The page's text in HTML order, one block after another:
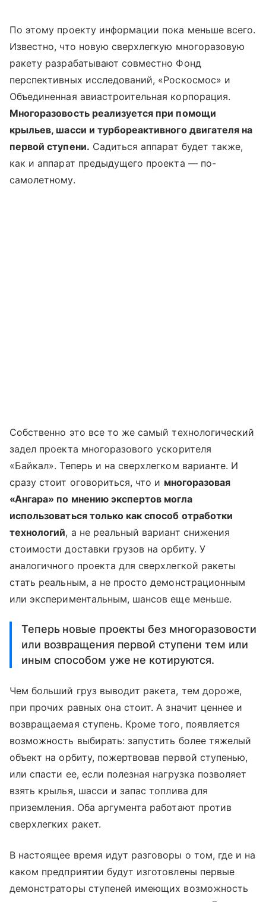
По этому проекту информации пока меньше всего.
Известно, что новую сверхлегкую многоразовую
ракету разрабатывают совместно Фонд
перспективных исследований, «Роскосмос» и
Объединенная авиастроительная корпорация.
Многоразовость реализуется при помощи
крыльев, шасси и турбореактивного двигателя на
первой ступени. Садиться аппарат будет также,
как и аппарат предыдущего проекта — по-
самолетному.
Собственно это все то же самый технологический
задел проекта многоразового ускорителя
«Байкал». Теперь и на сверхлегком варианте. И
сразу стоит оговориться, что и многоразовая
«Ангара» по мнению экспертов могла
использоваться только как способ отработки
технологий, а не реальный вариант снижения
стоимости доставки грузов на орбиту. У
аналогичного проекта для сверхлегкой ракеты
стать реальным, а не просто демонстрационным
или экспериментальным, шансов еще меньше.
Теперь новые проекты без многоразовости
или возвращения первой ступени тем или
иным способом уже не котируются.
Чем больший груз выводит ракета, тем дороже,
при прочих равных она стоит. А значит ценнее и
возвращаемая ступень. Кроме того, появляется
возможность выбирать: запустить более тяжелый
объект на орбиту, пожертвовав первой ступенью,
или спасти ее, если полезная нагрузка позволяет
взять крылья, шасси и запас топлива для
приземления. Оба аргумента работают против
сверхлегких ракет.
В настоящее время идут разговоры о том, где и на
каком предприятии будут изготовлены первые
демонстраторы ступеней имеющих возможность